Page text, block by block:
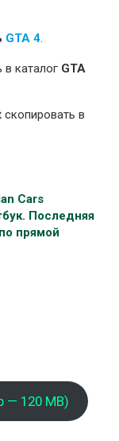
GTA 4.
в каталог GTA
скопировать в
Cars
Последняя
прямой
— 120 MB)